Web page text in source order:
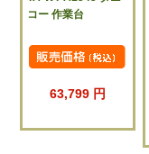
コー 作業台
63,799 円